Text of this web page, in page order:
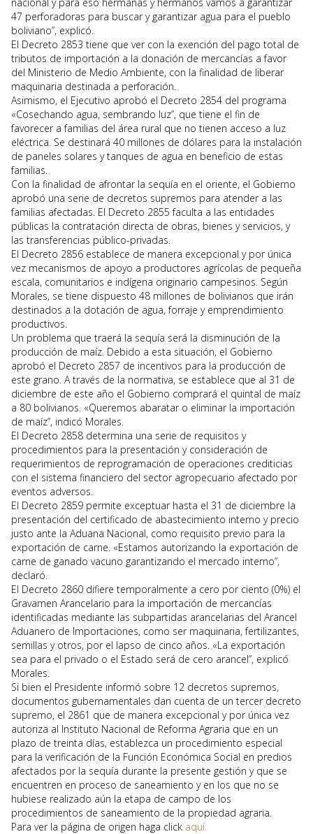
47 perforadoras para buscar y garantizar agua para el pueblo
boliviano”, explicó.
El Decreto 2853 tiene que ver con la exención del pago total de
tributos de importación a la donación de mercancías a favor
del Ministerio de Medio Ambiente, con la finalidad de liberar
maquinaria destinada a perforación.
Asimismo, el Ejecutivo aprobó el Decreto 2854 del programa
«Cosechando agua, sembrando luz”, que tiene el fin de
favorecer a familias del área rural que no tienen acceso a luz
eléctrica. Se destinará 40 millones de dólares para la instalación
de paneles solares y tanques de agua en beneficio de estas
familias.
Con la finalidad de afrontar la sequía en el oriente, el Gobierno
aprobó una serie de decretos supremos para atender a las
familias afectadas. El Decreto 2855 faculta a las entidades
públicas la contratación directa de obras, bienes y servicios, y
las transferencias público-privadas.
El Decreto 2856 establece de manera excepcional y por única
vez mecanismos de apoyo a productores agrícolas de pequeña
escala, comunitarios e indígena originario campesinos. Según
Morales, se tiene dispuesto 48 millones de bolivianos que irán
destinados a la dotación de agua, forraje y emprendimiento
productivos.
Un problema que traerá la sequía será la disminución de la
producción de maíz. Debido a esta situación, el Gobierno
aprobó el Decreto 2857 de incentivos para la producción de
este grano. A través de la normativa, se establece que al 31 de
diciembre de este año el Gobierno comprará el quintal de maíz
a 80 bolivianos. «Queremos abaratar o eliminar la importación
de maíz”, indicó Morales.
El Decreto 2858 determina una serie de requisitos y
procedimientos para la presentación y consideración de
requerimientos de reprogramación de operaciones crediticias
con el sistema financiero del sector agropecuario afectado por
eventos adversos.
El Decreto 2859 permite exceptuar hasta el 31 de diciembre la
presentación del certificado de abastecimiento interno y precio
justo ante la Aduana Nacional, como requisito previo para la
exportación de carne. «Estamos autorizando la exportación de
carne de ganado vacuno garantizando el mercado interno”,
declaró.
El Decreto 2860 difiere temporalmente a cero por ciento (0%) el
Gravamen Arancelario para la importación de mercancías
identificadas mediante las subpartidas arancelarias del Arancel
Aduanero de Importaciones, como ser maquinaria, fertilizantes,
semillas y otros, por el lapso de cinco años. «La exportación
sea para el privado o el Estado será de cero arancel”, explicó
Morales.
Si bien el Presidente informó sobre 12 decretos supremos,
documentos gubernamentales dan cuenta de un tercer decreto
supremo, el 2861 que de manera excepcional y por única vez
autoriza al Instituto Nacional de Reforma Agraria que en un
plazo de treinta días, establezca un procedimiento especial
para la verificación de la Función Económica Social en predios
afectados por la sequía durante la presente gestión y que se
encuentren en proceso de saneamiento y en los que no se
hubiese realizado aún la etapa de campo de los
procedimientos de saneamiento de la propiedad agraria.
Para ver la página de origen haga click aquí.